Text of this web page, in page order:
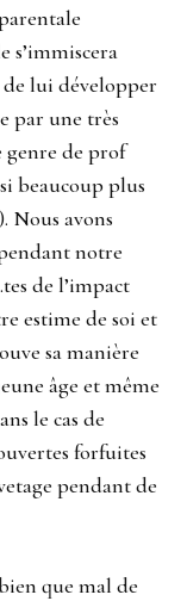
s’immiscera
lui développer
par une très
genre de prof
beaucoup plus
Nous avons
notre
de l’impact
estime de soi et
sa manière
âge et même
le cas de
forfuites
pendant de
que mal de